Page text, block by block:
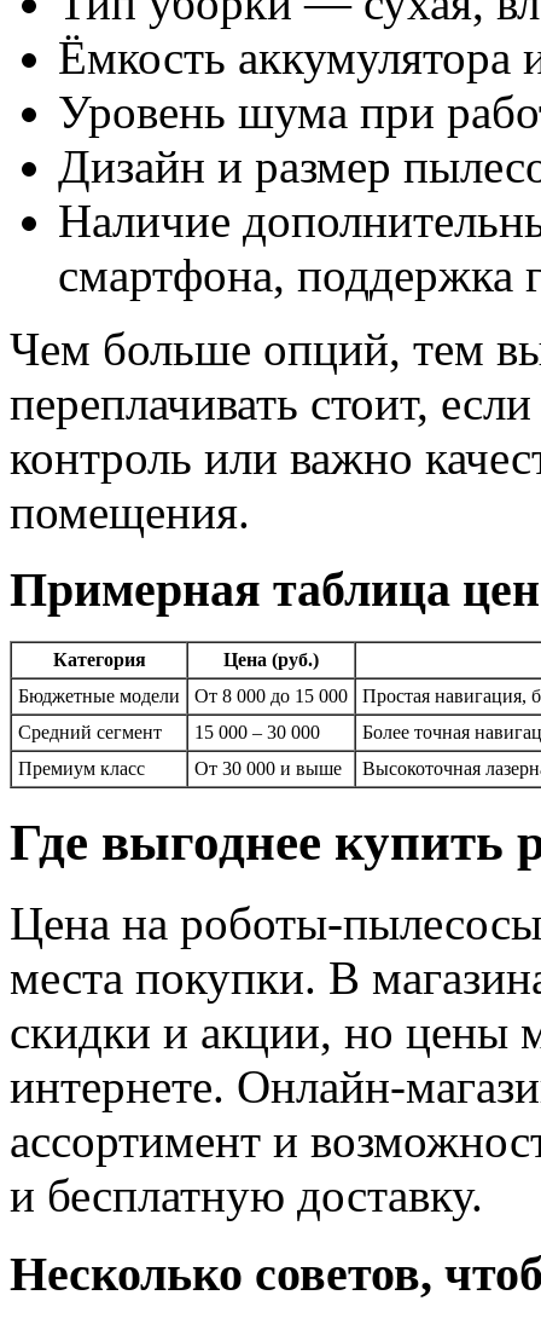
Ёмкость аккумулятора
Уровень шума при
Дизайн и размер
Наличие
смартфона, поддержка
Чем больше опций, тем
переплачивать стоит,
контроль или важно
помещения.
Примерная таблица
Категория
Цена (руб.)
Бюджетные модели
От 8 000 до 15 000
Простая навигация,
Средний сегмент
15 000 – 30 000
Более точная
Премиум класс
От 30 000 и выше Высокоточная
Где выгоднее купить
Цена на роботы-пылесосы
места покупки. В
скидки и акции, но цены
интернете. Онлайн-
ассортимент и
и бесплатную доставку.
Несколько советов,